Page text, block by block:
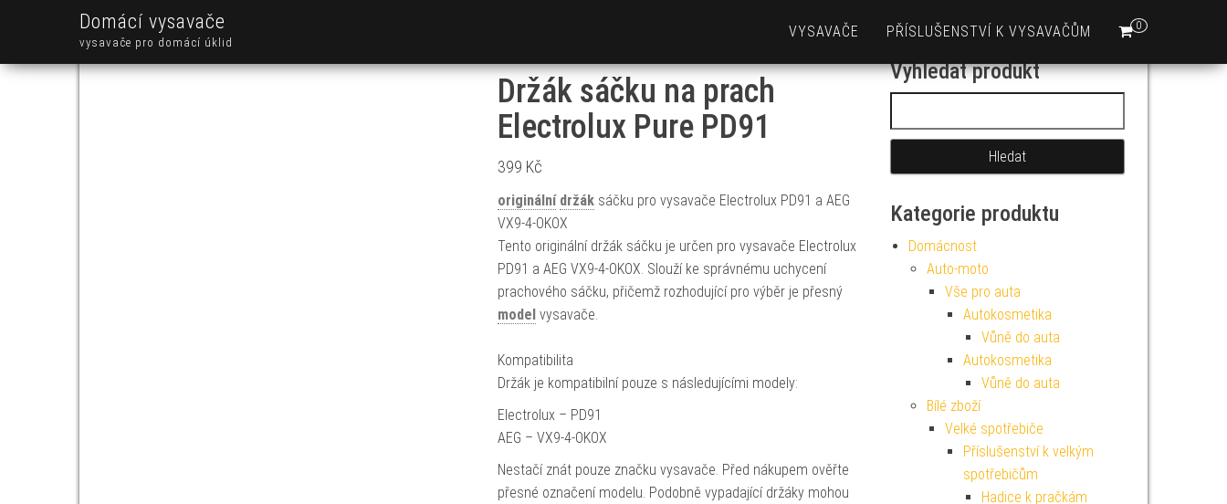
Domácí vysavače
vysavače pro domácí úklid
0
VYSAVAČE PŘÍSLUŠENSTVÍ K VYSAVAČŮM
Držák sáčku na prach
Electrolux Pure PD91
399 Kč
originální držáksáčku pro vysavače Electrolux PD91 a AEG
VX9-4-OKOX
Tento originální držák sáčku je určen pro vysavače Electrolux
PD91 a AEG VX9-4-OKOX. Slouží ke správnému uchycení
prachového sáčku, přičemž rozhodující pro výběr je přesný
modelvysavače.
Kompatibilita
Držák je kompatibilní pouze s následujícími modely:
Electrolux – PD91
AEG – VX9-4-OKOX
Nestačí znát pouze značku vysavače. Před nákupem ověřte
přesné označení modelu. Podobně vypadající držáky mohou
Vyhledat produkt
Kategorie produktu
Domácnost
Auto-moto
Vše pro auta
Autokosmetika
Vůně do auta
Autokosmetika
Vůně do auta
Bílé zboží
Velké spotřebiče
Příslušenství k velkým
spotřebičům
Hadice k pračkám